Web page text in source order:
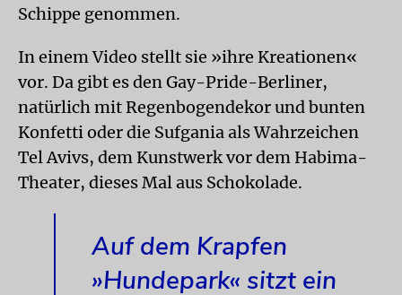
Schippe genommen.
In einem Video stellt sie »ihre Kreationen«
vor. Da gibt es den Gay-Pride-Berliner,
natürlich mit Regenbogendekor und bunten
Konfetti oder die Sufgania als Wahrzeichen
Tel Avivs, dem Kunstwerk vor dem Habima-
Theater, dieses Mal aus Schokolade.
Auf dem Krapfen
»Hundepark« sitzt ein